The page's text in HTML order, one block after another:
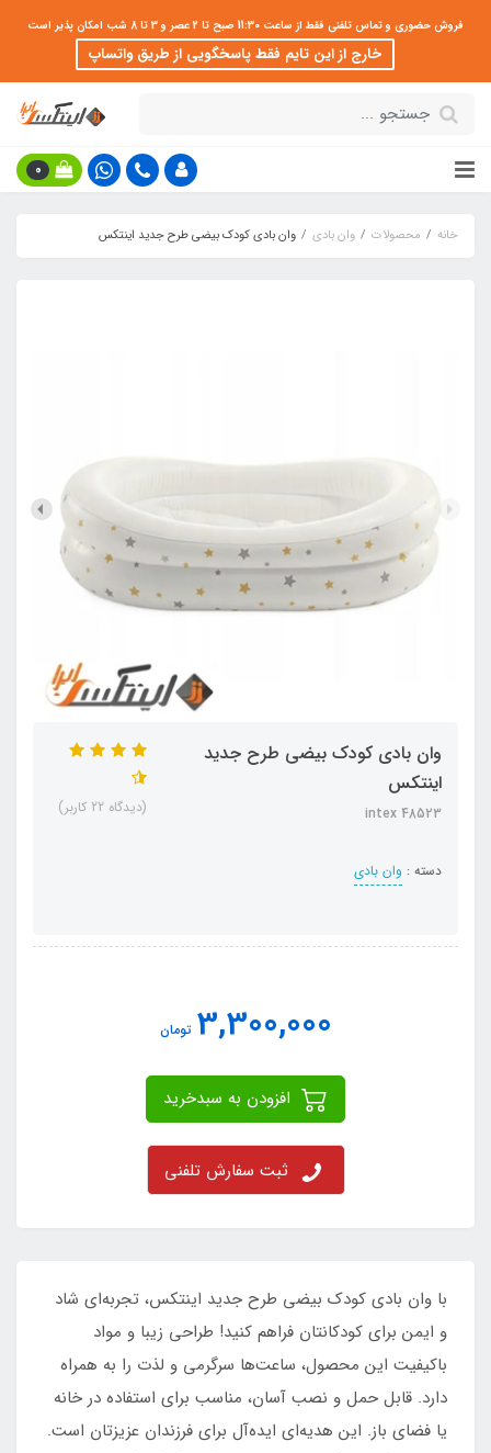
فروش حضوری و تماس تلفنی فقط از ساعت 11:30 صبح تا 2 عصر و 3 تا 8 شب امکان پذیر است
خارج از این تایم فقط پاسخگویی از طریق واتساپ
0
خانه محصولات وان بادی وان بادی کودک بیضی طرح جدید اینتکس
وان بادی کودک بیضی طرح جدید
اینتکس
intex 48523
دسته : وان بادی
(دیدگاه 22 کاربر)
3,300,000 تومان
ثبت سفارش تلفنی
با وان بادی کودک بیضی طرح جدید اینتکس، تجربه‌ای شاد
و ایمن برای کودکانتان فراهم کنید! طراحی زیبا و مواد
باکیفیت این محصول، ساعت‌ها سرگرمی و لذت را به همراه
دارد. قابل حمل و نصب آسان، مناسب برای استفاده در خانه
یا فضای باز. این هدیه‌ای ایده‌آل برای فرزندان عزیزتان است.